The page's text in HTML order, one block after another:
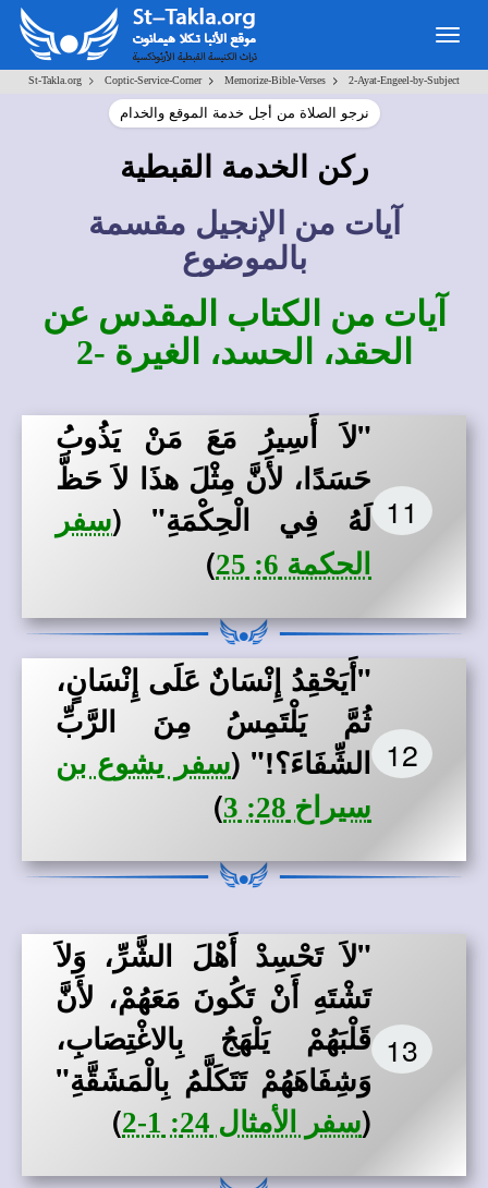
St-Takla.org > Coptic-Service-Corner> Memorize-Bible-Verses > 2-Ayat-Engeel-by-Subject
نرجو الصلاة من أجل خدمة الموقع والخدام
ركن الخدمة القبطية
آيات من الإنجيل مقسمة
بالموضوع
آيات من الكتاب المقدس عن
الحقد، الحسد، الغيرة -2
11
"لاَ أَسِيرُ مَعَ مَنْ يَذُوبُ
حَسَدًا، لأَنَّ مِثْلَ هذَا لاَ حَظَّ
لَهُ فِي الْحِكْمَةِ" (سفر
الحكمة 6: 25
)
12
"أَيَحْقِدُ إِنْسَانٌ عَلَى إِنْسَانٍ،
ثُمَّ يَلْتَمِسُ مِنَ الرَّبِّ
الشِّفَاءَ؟!" (سفر يشوع بن
سيراخ 28: 3
)
13
"لاَ تَحْسِدْ أَهْلَ الشَّرِّ، وَلاَ
تَشْتَهِ أَنْ تَكُونَ مَعَهُمْ، لأَنَّ
قَلْبَهُمْ يَلْهَجُ بِالاغْتِصَابِ،
وَشِفَاهَهُمْ تَتَكَلَّمُ بِالْمَشَقَّةِ"
(سفر الأمثال 24: 1-2 )